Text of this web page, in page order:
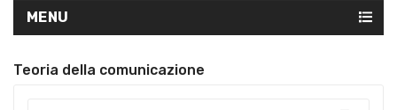
MENU
Teoria della comunicazione